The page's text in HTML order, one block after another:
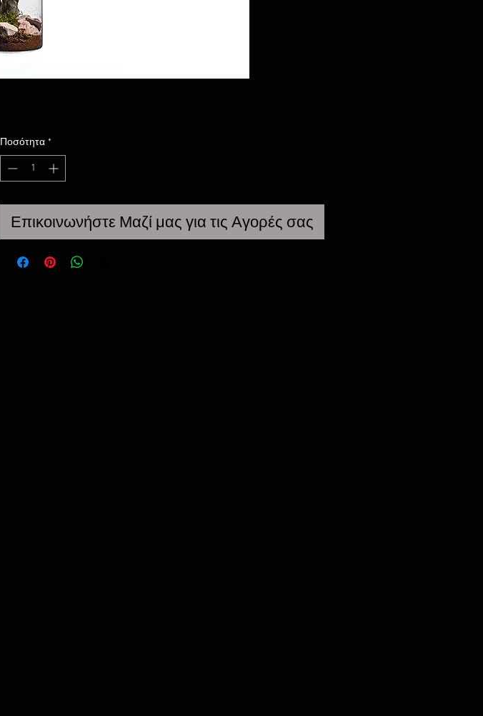
Ποσότητα *
Επικοινωνήστε Μαζί μας για τις Αγορές σας